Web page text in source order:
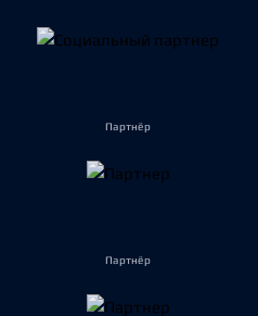
Партнёр
Партнёр